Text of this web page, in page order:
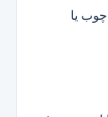
یا